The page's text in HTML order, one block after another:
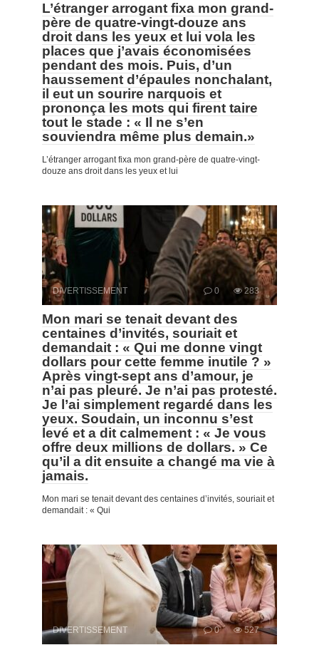
L’étranger arrogant fixa mon grand-
père de quatre-vingt-douze ans
droit dans les yeux et lui vola les
places que j’avais économisées
pendant des mois. Puis, d’un
haussement d’épaules nonchalant,
il eut un sourire narquois et
prononça les mots qui firent taire
tout le stade : « Il ne s’en
souviendra même plus demain.»
L’étranger arrogant fixa mon grand-père de quatre-vingt-
douze ans droit dans les yeux et lui
DIVERTISSEMENT 0 283
Mon mari se tenait devant des
centaines d’invités, souriait et
demandait : « Qui me donne vingt
dollars pour cette femme inutile ? »
Après vingt-sept ans d’amour, je
n’ai pas pleuré. Je n’ai pas protesté.
Je l’ai simplement regardé dans les
yeux. Soudain, un inconnu s’est
levé et a dit calmement : « Je vous
offre deux millions de dollars. » Ce
qu’il a dit ensuite a changé ma vie à
jamais.
Mon mari se tenait devant des centaines d’invités, souriait et
demandait : « Qui
DIVERTISSEMENT 0 527